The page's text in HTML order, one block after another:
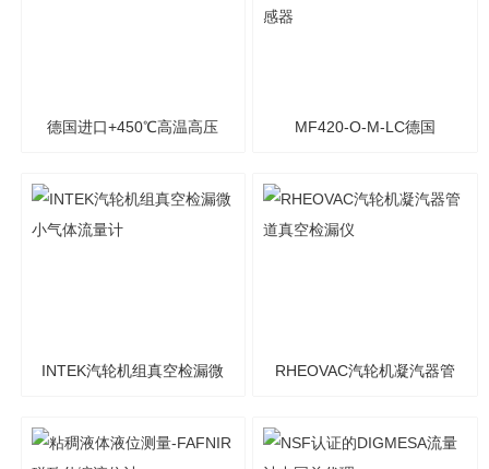
德国进口+450℃高温高压 MF420-O-M-LC德国
气传感器
INTEK汽轮机组真空检漏微 RHEOVAC汽轮机凝汽器管